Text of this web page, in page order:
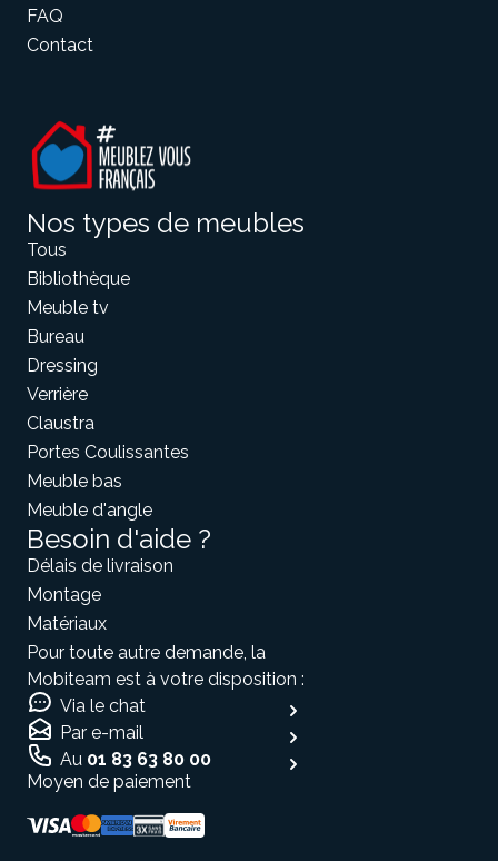
FAQ
Contact
Nos types de meubles
Tous
Bibliothèque
Meuble tv
Bureau
Dressing
Verrière
Claustra
Portes Coulissantes
Meuble bas
Meuble d'angle
Besoin d'aide ?
Délais de livraison
Montage
Matériaux
Pour toute autre demande, la
Mobiteam est à votre disposition :
Via le chat
Par e-mail
Au 01 83 63 80 00
Moyen de paiement